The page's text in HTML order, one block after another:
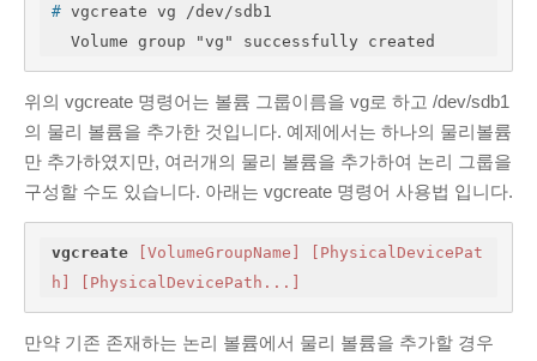
# vgcreate vg /dev/sdb1
  Volume group "vg" successfully created
위의 vgcreate 명령어는 볼륨 그룹이름을 vg로 하고 /dev/sdb1
의 물리 볼륨을 추가한 것입니다. 예제에서는 하나의 물리볼륨
만 추가하였지만, 여러개의 물리 볼륨을 추가하여 논리 그룹을
구성할 수도 있습니다. 아래는 vgcreate 명령어 사용법 입니다.
vgcreate [VolumeGroupName]
[PhysicalDevicePat
h]
[PhysicalDevicePath...]
만약 기존 존재하는 논리 볼륨에서 물리 볼륨을 추가할 경우